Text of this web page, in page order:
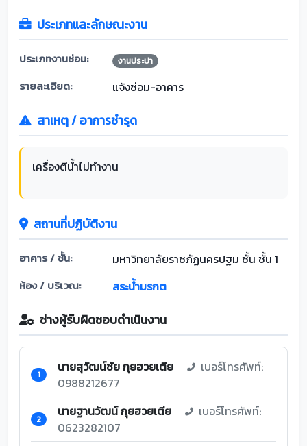
ประเภทและลักษณะงาน
ประเภทงานซ่อม: งานประปา
รายละเอียด: แจ้งซ่อม-อาคาร
สาเหตุ / อาการชำรุด
เครื่องตีน้ำไม่ทำงาน
สถานที่ปฏิบัติงาน
อาคาร / ชั้น: มหาวิทยาลัยราชภัฏนครปฐม ชั้น ชั้น 1
ห้อง / บริเวณ: สระน้ำมรกต
ช่างผู้รับผิดชอบดำเนินงาน
1 นายสุวัฒน์ชัย กุยฮวยเตีย
เบอร์โทรศัพท์:
0988212677
2 นายฐานวัฒน์ กุยฮวยเตีย
เบอร์โทรศัพท์:
0623282107